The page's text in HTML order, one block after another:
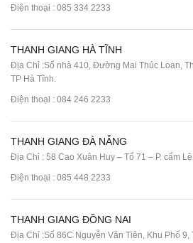
Điện thoại : 085 334 2233
THANH GIANG HÀ TĨNH
Địa Chỉ :Số nhà 410, Đường Mai Thúc Loan,
TP Hà Tĩnh.
Điện thoại : 084 246 2233
THANH GIANG ĐÀ NẴNG
Địa Chỉ : 58 Cao Xuân Huy – Tổ 71 – P. cẩm
Điện thoại : 085 448 2233
THANH GIANG ĐỒNG NAI
Địa Chỉ :Số 86C Nguyễn Văn Tiên, Khu Phố 9,